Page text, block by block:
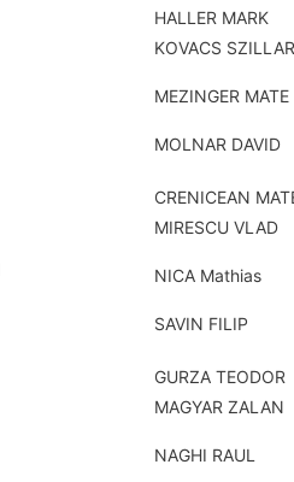
HALLER MARK
KOVACS
MEZINGER MATE
MOLNAR DAVID
CRENICEAN
MIRESCU VLAD
NICA Mathias
SAVIN FILIP
GURZA TEODOR
MAGYAR ZALAN
NAGHI RAUL